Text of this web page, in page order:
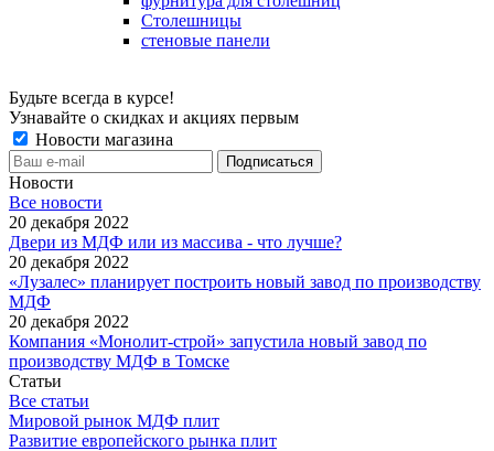
Столешницы
стеновые панели
Будьте всегда в курсе!
Узнавайте о скидках и акциях первым
Новости магазина
Новости
Все новости
20 декабря 2022
Двери из МДФ или из массива - что лучше?
20 декабря 2022
«Лузалес» планирует построить новый завод по производству
МДФ
20 декабря 2022
Компания «Монолит-строй» запустила новый завод по
производству МДФ в Томске
Статьи
Все статьи
Мировой рынок МДФ плит
Развитие европейского рынка плит